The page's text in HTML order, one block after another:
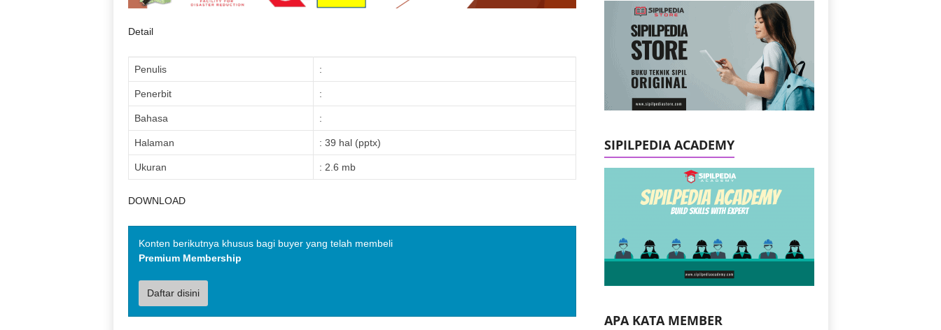
Detail
Penulis :
Penerbit :
Bahasa :
Halaman : 39 hal (pptx)
Ukuran : 2.6 mb
DOWNLOAD
Konten berikutnya khusus bagi buyer yang telah membeli
Premium Membership
Daftar disini
SIPILPEDIA ACADEMY
APA KATA MEMBER